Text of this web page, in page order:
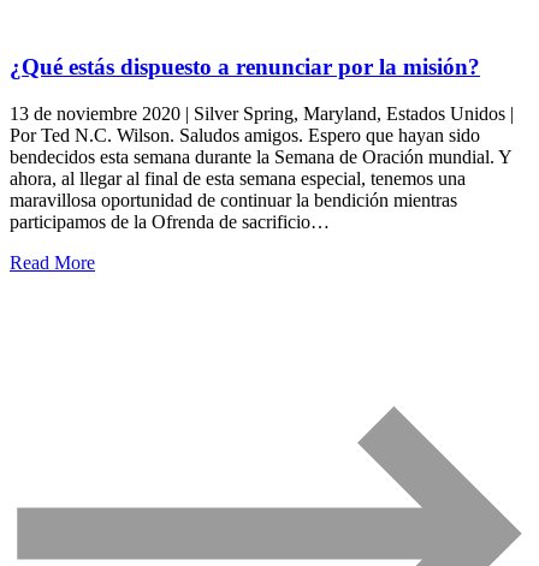
¿Qué estás dispuesto a renunciar por la misión?
13 de noviembre 2020 | Silver Spring, Maryland, Estados Unidos |
Por Ted N.C. Wilson. Saludos amigos. Espero que hayan sido
bendecidos esta semana durante la Semana de Oración mundial. Y
ahora, al llegar al final de esta semana especial, tenemos una
maravillosa oportunidad de continuar la bendición mientras
participamos de la Ofrenda de sacrificio…
Read More